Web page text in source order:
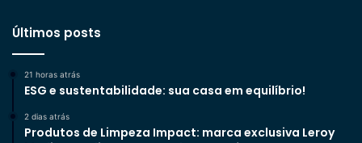
Últimos posts
21 horas atrás
ESG e sustentabilidade: sua casa em equilíbrio!
2 dias atrás
Produtos de Limpeza Impact: marca exclusiva Leroy